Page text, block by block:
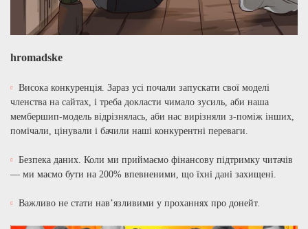
hromadske
Висока конкуренція. Зараз усі почали запускати свої моделі
членства на сайтах, і треба докласти чимало зусиль, аби наша
мембершип-модель відрізнялась, аби нас вирізняли з-поміж інших,
помічали, цінували і бачили наші конкурентні переваги.
Безпека даних. Коли ми приймаємо фінансову підтримку читачів
— ми маємо бути на 200% впевненими, що їхні дані захищені.
Важливо не стати нав’язливими у проханнях про донейт.